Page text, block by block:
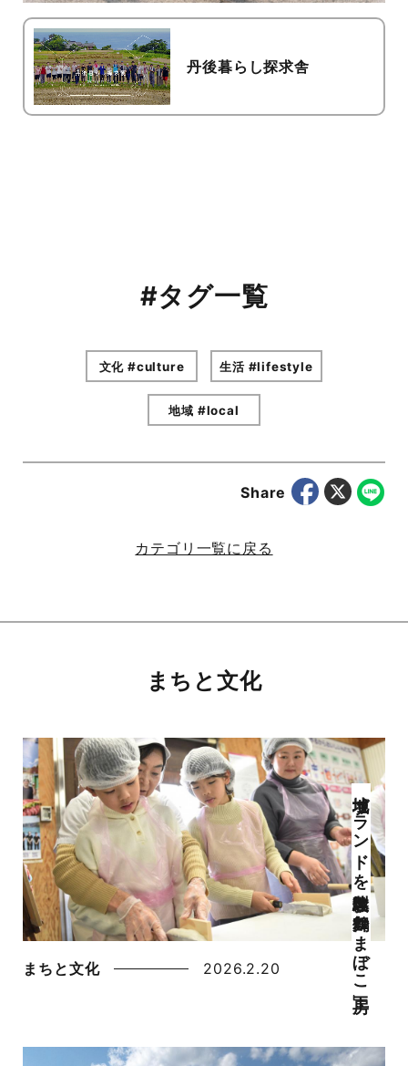
丹後暮らし探求舎
#タグ一覧
文化 #culture 生活 #lifestyle
地域 #local
Share
カテゴリ一覧に戻る
まちと文化
地域ブランドを製造体験 「舞鶴かまぼこ工房」
まちと文化 2026.2.20